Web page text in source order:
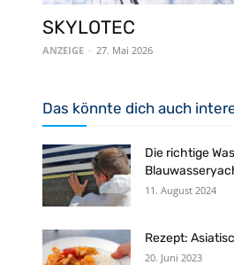
SKYLOTEC
ANZEIGE - 27. Mai 2026
Das könnte dich auch
Die richtige
11. August 2024
Rezept:
20. Juni 2023